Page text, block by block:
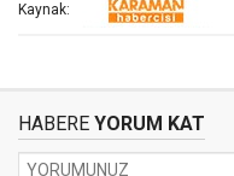
Kaynak:
HABERE YORUM KAT